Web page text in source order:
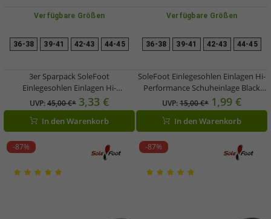
Verfügbare Größen
36-38 39-41 42-43 44-45
3er Sparpack SoleFoot
Einlegesohlen Einlagen Hi-
Performance Schuheinlage Black
Deluxe Edition Schwarz/Rot für den
Alltag, die Arbeit oder den Sport
UVP:45,00 €* 3,33 €
In den Warenkorb
Verfügbare Größen
36-38 39-41 42-43 44-45
SoleFoot Einlegesohlen Einlagen Hi-
Performance Schuheinlage Black
Deluxe Edition Schwarz/Rot für den
Alltag, die Arbeit oder den Sport
UVP:15,00 €* 1,99 €
In den Warenkorb
-87% -87%